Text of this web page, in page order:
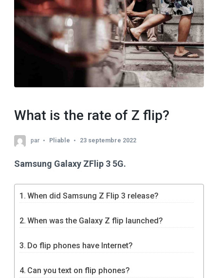
What is the rate of Z flip?
par Pliable 23 septembre 2022
Samsung Galaxy ZFlip 3 5G.
When did Samsung Z Flip 3 release?
When was the Galaxy Z flip launched?
Do flip phones have Internet?
Can you text on flip phones?